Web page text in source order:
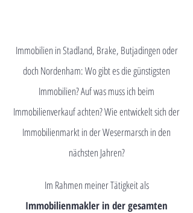
Immobilien in Stadland, Brake, Butjadingen oder
doch Nordenham: Wo gibt es die günstigsten
Immobilien? Auf was muss ich beim
Immobilienverkauf achten? Wie entwickelt sich der
Immobilienmarkt in der Wesermarsch in den
nächsten Jahren?
Im Rahmen meiner Tätigkeit als
Immobilienmakler in der gesamten